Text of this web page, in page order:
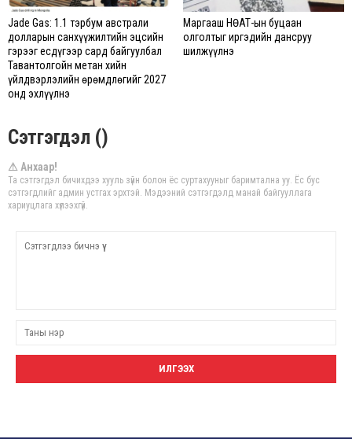
Jade Gas: 1.1 тэрбум австрали
долларын санхүүжилтийн эцсийн
гэрээг есдүгээр сард байгуулбал
Тавантолгойн метан хийн
үйлдвэрлэлийн өрөмдлөгийг 2027
онд эхлүүлнэ
Маргааш НӨАТ-ын буцаан
олголтыг иргэдийн дансруу
шилжүүлнэ
Сэтгэгдэл ()
⚠ Анхаар!
Та сэтгэгдэл бичихдээ хууль зүйн болон ёс суртахууныг баримтална уу. Ёс бус
сэтгэгдлийг админ устгах эрхтэй. Мэдээний сэтгэгдэлд манай байгууллага
хариуцлага хүлээхгүй.